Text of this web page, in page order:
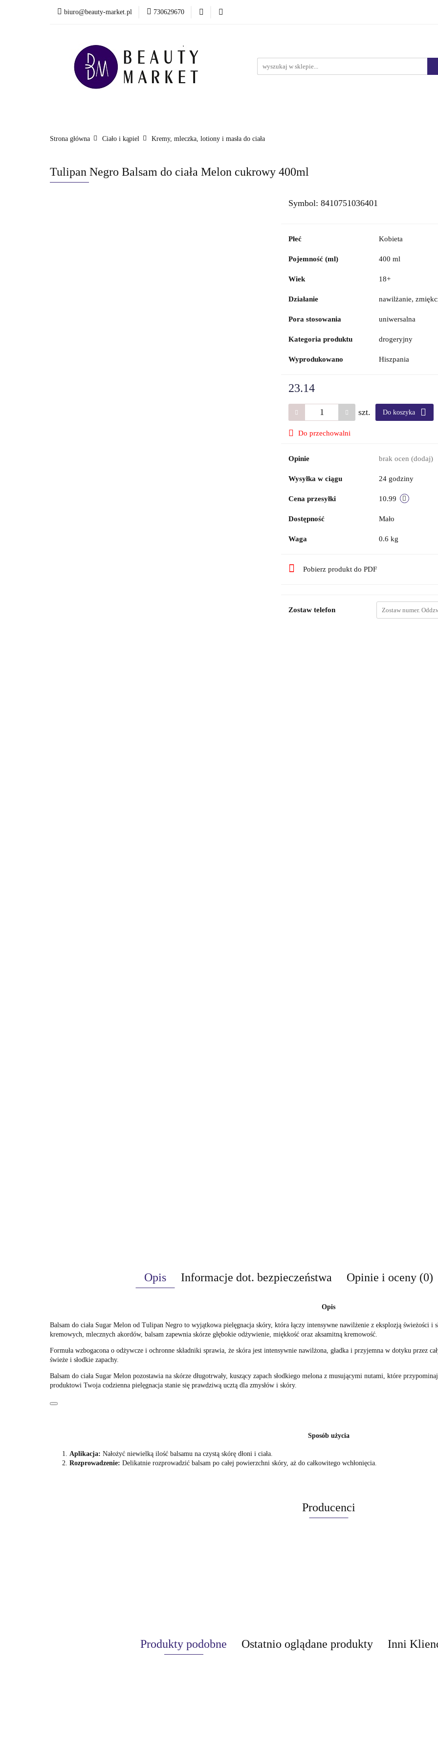
biuro@beauty-market.pl 730629670
Nowości
Włosy Twarz
Health & Care
Strona główna Ciało i kąpiel Kremy, mleczka, lotiony i masła do ciała
Tulipan Negro Balsam do ciała Melon cukrowy 400ml
Symbol: 8410751036401
Płeć Kobieta
Pojemność (ml) 400 ml
Wiek 18+
Działanie nawilżanie,
Pora stosowania uniwersalna
Kategoria produktu drogeryjny
Wyprodukowano Hiszpania
23.14
szt. Do koszyka
Do przechowalni
Opinie brak ocen (dodaj)
Wysyłka w ciągu 24 godziny
Cena przesyłki 10.99
Dostępność Mało
Waga 0.6 kg
Pobierz produkt do PDF
Zostaw telefon
Opis Informacje dot. bezpieczeństwa Opinie i oceny (0)
Opis
Balsam do ciała Sugar Melon od Tulipan Negro to wyjątkowa pielęgnacja skóry, która łączy intensywne nawilżenie z eksplozją świeżości
kremowych, mlecznych akordów, balsam zapewnia skórze głębokie odżywienie, miękkość oraz aksamitną kremowość.
Formuła wzbogacona o odżywcze i ochronne składniki sprawia, że skóra jest intensywnie nawilżona, gładka i przyjemna w dotyku przez
świeże i słodkie zapachy.
Balsam do ciała Sugar Melon pozostawia na skórze długotrwały, kuszący zapach słodkiego melona z musującymi nutami, które
produktowi Twoja codzienna pielęgnacja stanie się prawdziwą ucztą dla zmysłów i skóry.
Sposób użycia
Aplikacja: Nałożyć niewielką ilość balsamu na czystą skórę dłoni i ciała.
Rozprowadzenie: Delikatnie rozprowadzić balsam po całej powierzchni skóry, aż do całkowitego wchłonięcia.
Producenci
Produkty podobne Ostatnio oglądane produkty Inni